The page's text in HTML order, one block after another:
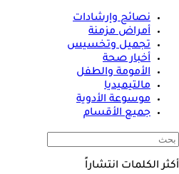
نصائح وإرشادات
أمراض مزمنة
تجميل وتخسيس
أخبار صحة
الأمومة والطفل
مالتيميديا
موسوعة الأدوية
جميع الأقسام
أكثر الكلمات انتشاراً